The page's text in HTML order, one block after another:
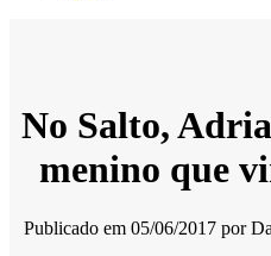
No Salto,
menino que
Publicado em 05/06/2017 por